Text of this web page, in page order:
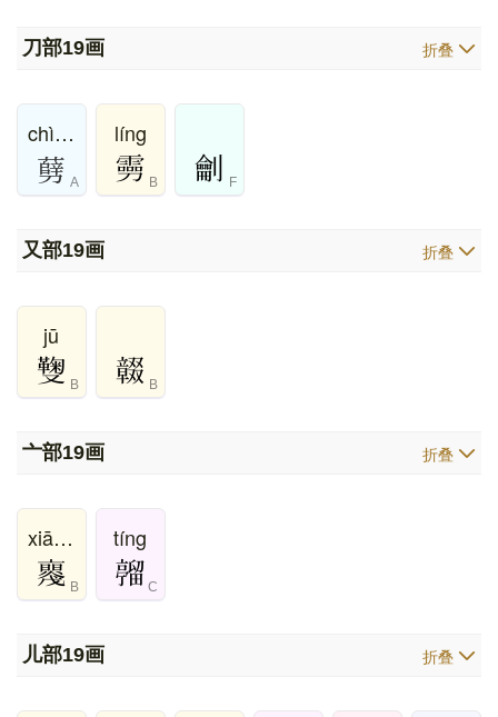
刀部19画 折叠
chì、dào、qì、shuì
㔑 A
líng
B F
又部19画 折叠
jū
B B
亠部19画 折叠
xiāng
B
tíng
C
儿部19画 折叠